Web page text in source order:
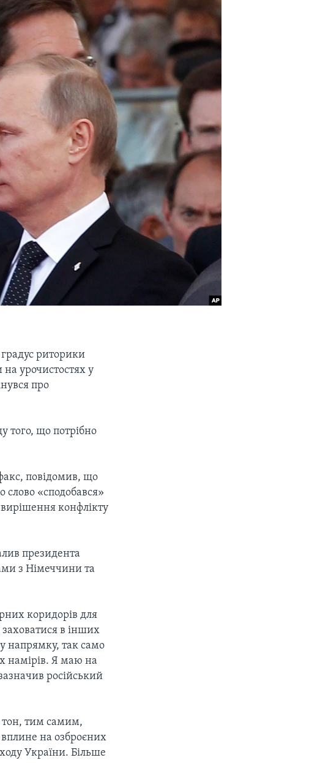
градус риторики
урочистостях у
про
того, що потрібно
повідомив, що
«сподобався»
конфлікту
президента
з Німеччини та
коридорів для
заховатися в інших
напрямку, так само
намірів. Я маю на
російський
тон, тим самим,
вплине на озброєних
України. Більше